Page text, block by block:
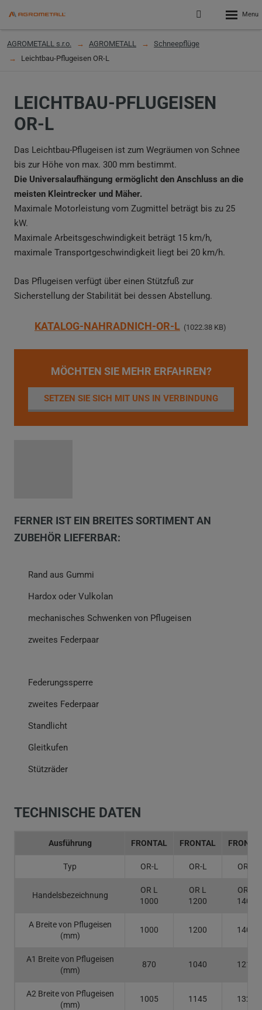
Přihlášení
do
menu
AGROMETALL s.r.o. AGROMETALL
Schneepflüge
Leichtbau-Pflugeisen OR-L
LEICHTBAU-PFLUGEISEN
OR-L
Das Leichtbau-Pflugeisen ist zum Wegräumen von Schnee
bis zur Höhe von max. 300 mm bestimmt.
Die Universalaufhängung ermöglicht den Anschluss an die
meisten Kleintrecker und Mäher.
Maximale Motorleistung vom Zugmittel beträgt bis zu 25
kW.
Maximale Arbeitsgeschwindigkeit beträgt 15 km/h,
maximale Transportgeschwindigkeit liegt bei 20 km/h.
Das Pflugeisen verfügt über einen Stützfuß zur
Sicherstellung der Stabilität bei dessen Abstellung.
KATALOG-NAHRADNICH-OR-L 1022.38 KB
MÖCHTEN SIE MEHR ERFAHREN?
SETZEN SIE SICH MIT UNS IN VERBINDUNG
FERNER IST EIN BREITES SORTIMENT AN
ZUBEHÖR LIEFERBAR:
Rand aus Gummi
Hardox oder Vulkolan
mechanisches Schwenken von Pflugeisen
zweites Federpaar
Federungssperre
zweites Federpaar
Standlicht
Gleitkufen
Stützräder
TECHNISCHE DATEN
Ausführung FRONTAL FRONTAL
Typ OR-L OR-L OR-L
Handelsbezeichnung
OR L
1000
OR L
1200
OR L
1400
A Breite von Pflugeisen
(mm)
1000 1200 1400
A1 Breite von Pflugeisen
(mm)
870 1040 1215
A2 Breite von Pflugeisen
(mm)
1005 1145 1320